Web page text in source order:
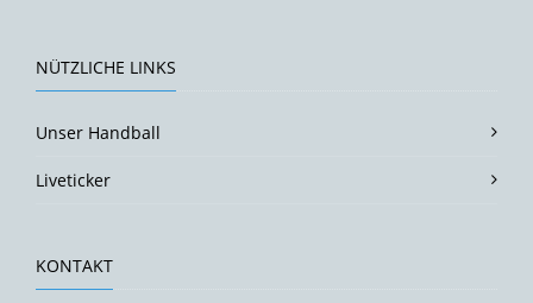
NÜTZLICHE LINKS
Unser Handball
Liveticker
KONTAKT